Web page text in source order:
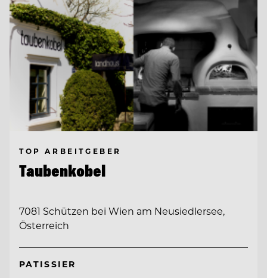
TOP ARBEITGEBER
Taubenkobel
7081 Schützen bei Wien am Neusiedlersee,
Österreich
PATISSIER